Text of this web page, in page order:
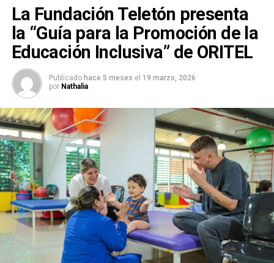
La Fundación Teletón presenta
la “Guía para la Promoción de la
Educación Inclusiva” de ORITEL
Publicado hace 5 meses el 19 marzo, 2026
por Nathalia